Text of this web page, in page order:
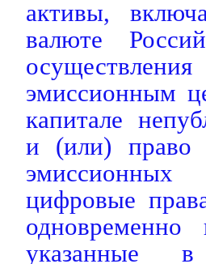
активы,
валюте
эмиссионным
капитале
и (или) право
цифровые
указанные